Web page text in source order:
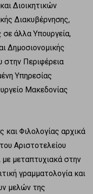
Διοικητικών
Διακυβέρνησης,
σε άλλα Υπουργεία,
Δημοσιονομικής
στην Περιφέρεια
Υπηρεσίας
Μακεδονίας
Φιλολογίας αρχικά
Αριστοτελείου
μεταπτυχιακά στην
γραμματολογία και
μελών της